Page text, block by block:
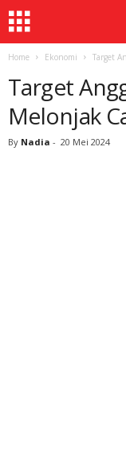
Home Ekonomi Target
Target
Melonjak
By Nadia - 20 Mei 2024